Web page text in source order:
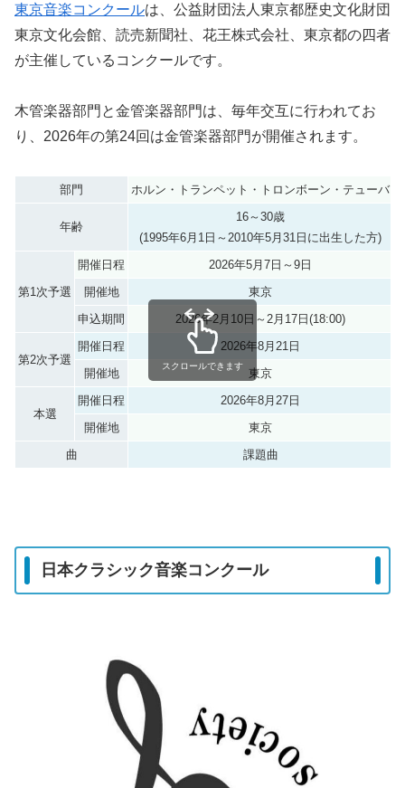
東京音楽コンクールは、公益財団法人東京都歴史文化財団
東京文化会館、読売新聞社、花王株式会社、東京都の四者
が主催しているコンクールです。
木管楽器部門と金管楽器部門は、毎年交互に行われてお
り、2026年の第24回は金管楽器部門が開催されます。
部門 ホルン・トランペット・トロンボーン・テューバ
年齢
16～30歳
(1995年6月1日～2010年5月31日に出生した方)
第1次予選
開催日程
2026年5月7日～9日
開催地
東京
申込期間
2026年2月10日～2月17日(18:00)
第2次予選
開催日程
2026年8月21日
開催地
東京
本選
開催日程
2026年8月27日
開催地
東京
曲
課題曲
スクロールできます
日本クラシック音楽コンクール